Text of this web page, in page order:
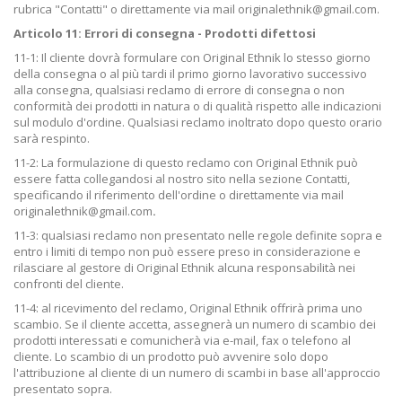
rubrica "Contatti" o direttamente via mail originalethnik@gmail.com.
Articolo 11: Errori di consegna - Prodotti difettosi
11-1: Il cliente dovrà formulare con Original Ethnik lo stesso giorno
della consegna o al più tardi il primo giorno lavorativo successivo
alla consegna, qualsiasi reclamo di errore di consegna o non
conformità dei prodotti in natura o di qualità rispetto alle indicazioni
sul modulo d'ordine. Qualsiasi reclamo inoltrato dopo questo orario
sarà respinto.
11-2: La formulazione di questo reclamo con Original Ethnik può
essere fatta collegandosi al nostro sito nella sezione Contatti,
specificando il riferimento dell'ordine o direttamente via mail
originalethnik@gmail.com.
11-3: qualsiasi reclamo non presentato nelle regole definite sopra e
entro i limiti di tempo non può essere preso in considerazione e
rilasciare al gestore di Original Ethnik alcuna responsabilità nei
confronti del cliente.
11-4: al ricevimento del reclamo, Original Ethnik offrirà prima uno
scambio. Se il cliente accetta, assegnerà un numero di scambio dei
prodotti interessati e comunicherà via e-mail, fax o telefono al
cliente. Lo scambio di un prodotto può avvenire solo dopo
l'attribuzione al cliente di un numero di scambi in base all'approccio
presentato sopra.